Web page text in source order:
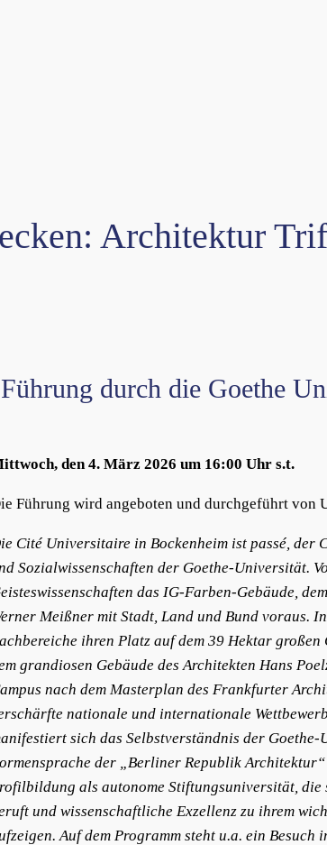
Architektur
durch die Goethe
den 4. März 2026 um 16:00 Uhr s.t.
Führung wird angeboten und durchgeführt von
Cité Universitaire in Bockenheim ist passé, der
Sozialwissenschaften der Goethe-Universität.
das IG-Farben-Gebäude,
Meißner mit Stadt, Land und Bund voraus.
ihren Platz auf dem 39 Hektar
grandiosen Gebäude des Architekten Hans
nach dem Masterplan des Frankfurter
nationale und internationale
sich das Selbstverständnis der
der „Berliner Republik
als autonome Stiftungsuniversität,
und wissenschaftliche Exzellenz zu ihrem
Auf dem Programm steht u.a. ein Besuch